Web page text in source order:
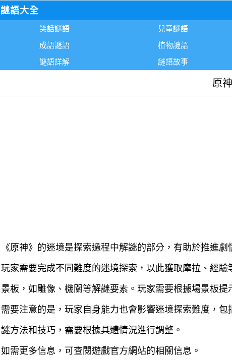
謎語大全
笑話謎語 兒童謎語
成語謎語
植物謎語
謎語詳解
謎語故事
原
《原神》的迷境是探索過程中解謎的部分，有助於推進劇
玩家需要完成不同難度的迷境探索，以此獲取摩拉、經
景板，如雕像、機關等解謎要素。玩家需要根據場景板提
需要注意的是，玩家自身能力也會影響迷境探索難度，
謎方法和技巧，需要根據具體情況進行調整。
如需更多信息，可查閱遊戲官方網站的相關信息。